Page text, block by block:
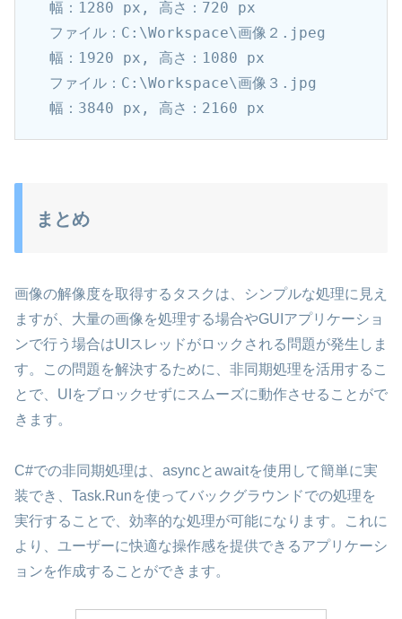
幅：1280 px, 高さ：720 px
ファイル：C:\Workspace\画像２.jpeg
幅：1920 px, 高さ：1080 px
ファイル：C:\Workspace\画像３.jpg
まとめ
画像の解像度を取得するタスクは、シンプルな処理に見え
ますが、大量の画像を処理する場合やGUIアプリケーショ
ンで行う場合はUIスレッドがロックされる問題が発生しま
す。この問題を解決するために、非同期処理を活用するこ
とで、UIをブロックせずにスムーズに動作させることがで
きます。
C#での非同期処理は、asyncとawaitを使用して簡単に実
装でき、Task.Runを使ってバックグラウンドでの処理を
実行することで、効率的な処理が可能になります。これに
より、ユーザーに快適な操作感を提供できるアプリケーシ
ョンを作成することができます。